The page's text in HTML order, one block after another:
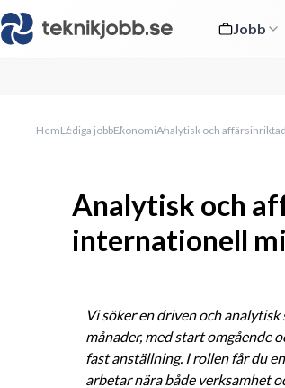
Jobb
HemLediga jobbEkonomiAnalytisk och
Analytisk och
internationell
Vi söker en driven och
månader, med start omgående
fast anställning. I rollen får du
arbetar nära både verksamhet